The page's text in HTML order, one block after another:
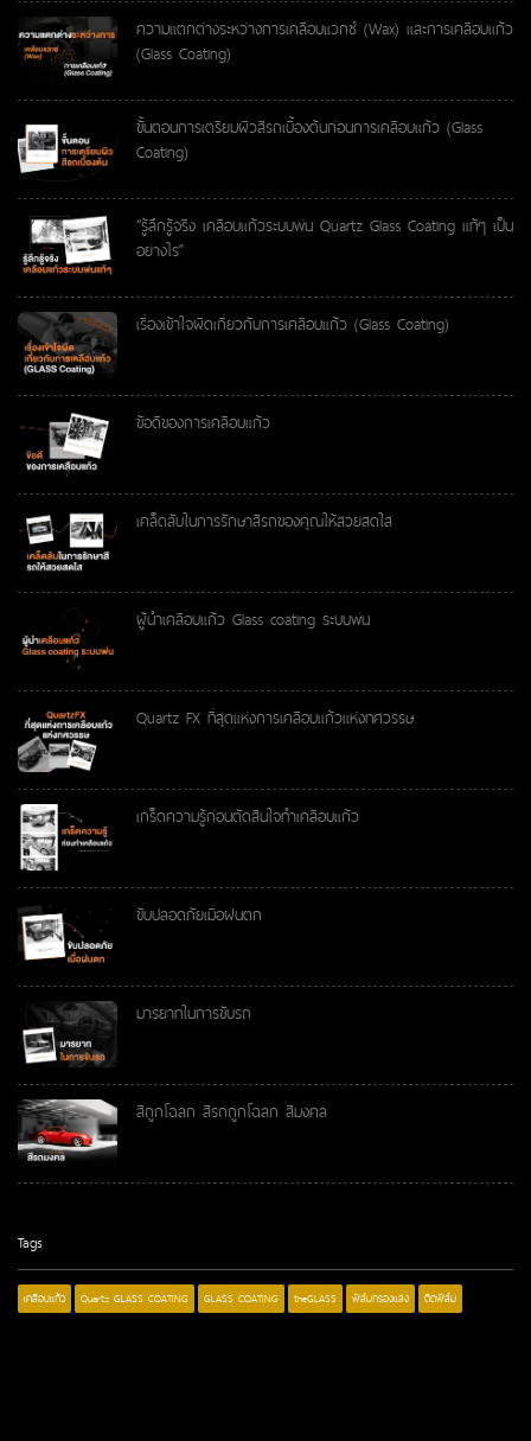
ความแตกต่างระหว่างการเคลือบแวกซ์ (Wax) และการเคลือบแก้ว
(Glass Coating)
ขั้นตอนการเตรียมผิวสีรถเบื้องต้นก่อนการเคลือบแก้ว (Glass
Coating)
“รู้ลึกรู้จริง เคลือบแก้วระบบพ่น Quartz Glass Coating แท้ๆ เป็น
อย่างไร”
เรื่องเข้าใจผิดเกี่ยวกับการเคลือบแก้ว (Glass Coating)
ข้อดีของการเคลือบแก้ว
เคล็ดลับในการรักษาสีรถของคุณให้สวยสดใส
ผู้นำเคลือบแก้ว Glass coating ระบบพ่น
Quartz FX ที่สุดแห่งการเคลือบแก้วแห่งทศวรรษ
เกร็ดความรู้ก่อนตัดสินใจทำเคลือบแก้ว
ขับปลอดภัยเมื่อฝนตก
มารยาทในการขับรถ
สีถูกโฉลก สีรถถูกโฉลก สีมงคล
Tags
เคลือบแก้ว Quartz GLASS COATING GLASS COATING theGLASS ฟิล์มกรองแสง ติดฟิล์ม